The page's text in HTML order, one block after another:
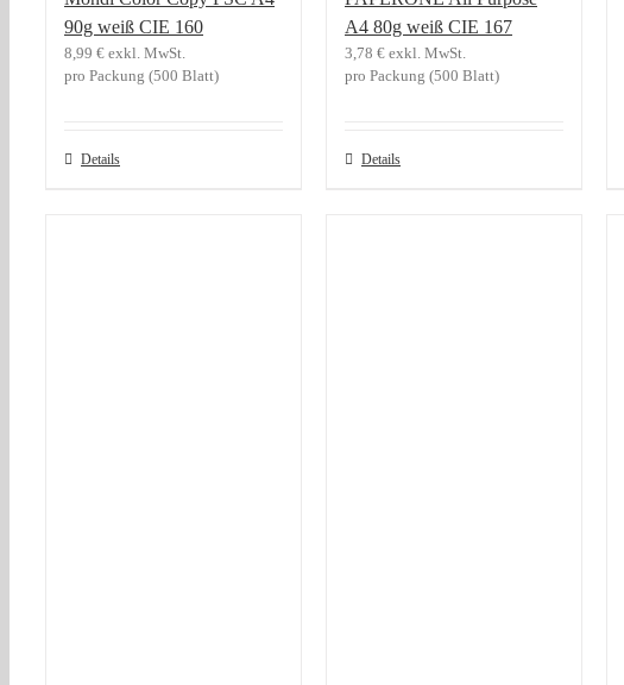
90g weiß CIE 160
8,99 € exkl. MwSt.
pro Packung (500 Blatt)
Dieses
Details
A4 80g weiß CIE 167
3,78 € exkl. MwSt.
pro Packung (500 Blatt)
Details